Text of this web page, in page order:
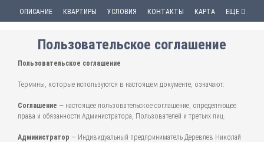
ОПИСАНИЕ КВАРТИРЫ УСЛОВИЯ КОНТАКТЫ КАРТА ЕЩЕ
Пользовательское соглашение
Пользовательское соглашение
Термины, которые используются в настоящем документе, означают:
Соглашение — настоящее пользовательское соглашение, определяющее
права и обязанности Администратора, Пользователей и третьих лиц.
Администратор — Индивидуальный предприниматель Деревлев Николай